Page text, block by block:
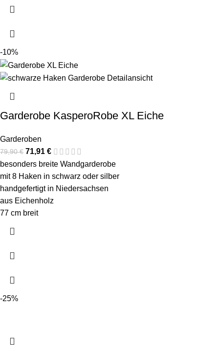
-10%
Garderobe KasperoRobe XL Eiche
Garderoben
79,90€ 71,91 €
besonders breite Wandgarderobe
mit 8 Haken in schwarz oder silber
handgefertigt in Niedersachsen
aus Eichenholz
77 cm breit
-25%